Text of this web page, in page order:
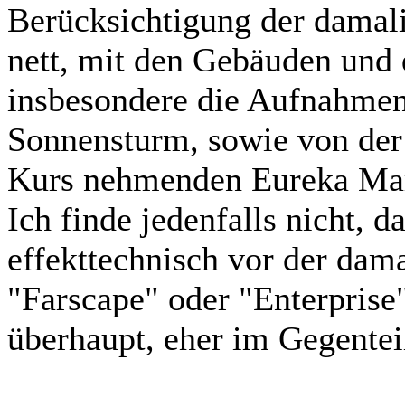
Berücksichtigung der
nett, mit den Gebäuden
insbesondere die
Sonnensturm, sowie von
Kurs nehmenden Eureka
Ich finde jedenfalls nicht,
effekttechnisch vor der
"Farscape" oder
überhaupt, eher im